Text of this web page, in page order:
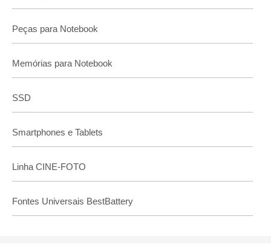
Peças para Notebook
Memórias para Notebook
SSD
Smartphones e Tablets
Linha CINE-FOTO
Fontes Universais BestBattery